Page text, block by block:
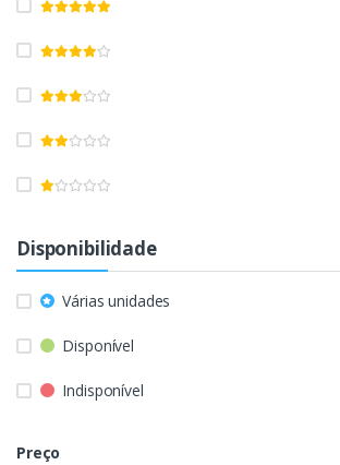
Disponibilidade
Várias unidades
Disponível
Indisponível
Preço